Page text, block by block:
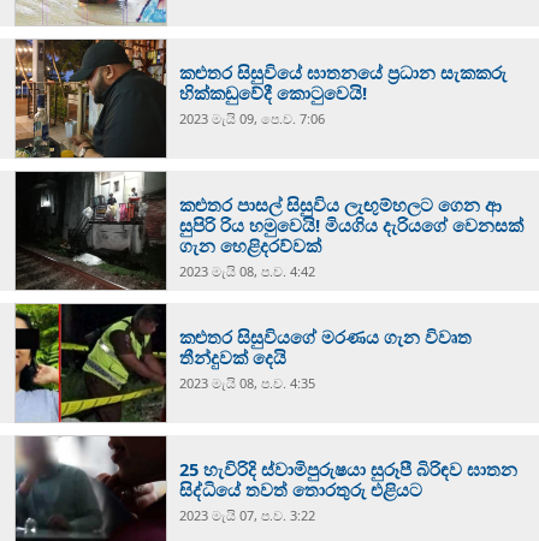
කළුතර සිසුවියේ ඝාතනයේ ප්‍රධාන සැකකරු
හික්කඩුවේදී කොටුවෙයි!
2023 මැයි 09, පෙ.ව. 7:06
කළුතර පාසල් සිසුවිය ලැඟුම්හලට ගෙන ආ
සුපිරි රිය හමුවෙයි! මියගිය දැරියගේ වෙනසක්
ගැන හෙළිදරව්වක්
2023 මැයි 08, ප.ව. 4:42
කළුතර සිසුවියගේ මරණය ගැන විවෘත
තීන්දුවක් දෙයි
2023 මැයි 08, ප.ව. 4:35
25 හැවිරිදි ස්වාමිපුරුෂයා සුරූපී බිරිඳව ඝාතන
සිද්ධියේ තවත් තොරතුරු එළියට
2023 මැයි 07, ප.ව. 3:22